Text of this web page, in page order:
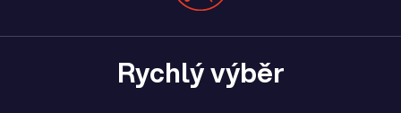
Rychlý výběr